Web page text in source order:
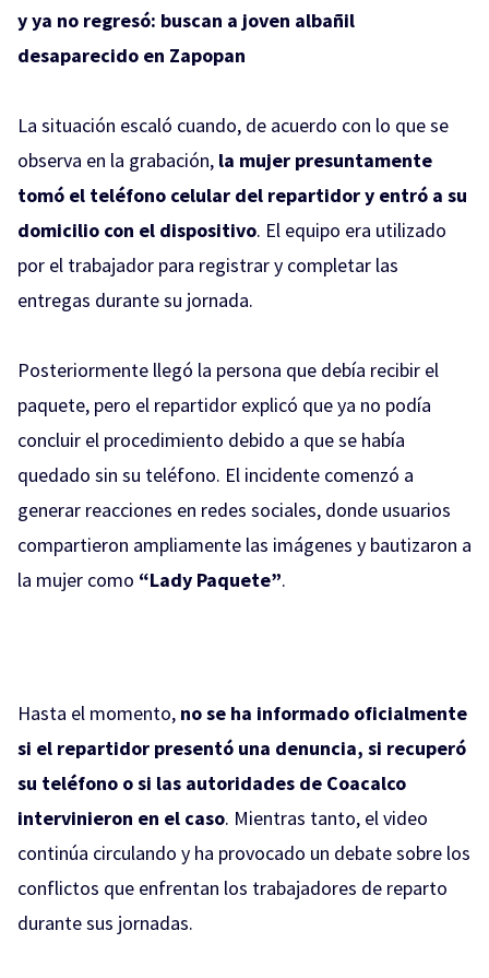
y ya no regresó: buscan a joven albañil
desaparecido en Zapopan
La situación escaló cuando, de acuerdo con lo que se
observa en la grabación, la mujer presuntamente
tomó el teléfono celular del repartidor y entró a su
domicilio con el dispositivo. El equipo era utilizado
por el trabajador para registrar y completar las
entregas durante su jornada.
Posteriormente llegó la persona que debía recibir el
paquete, pero el repartidor explicó que ya no podía
concluir el procedimiento debido a que se había
quedado sin su teléfono. El incidente comenzó a
generar reacciones en redes sociales, donde usuarios
compartieron ampliamente las imágenes y bautizaron a
la mujer como “Lady Paquete”.
Hasta el momento, no se ha informado oficialmente
si el repartidor presentó una denuncia, si recuperó
su teléfono o si las autoridades de Coacalco
intervinieron en el caso. Mientras tanto, el video
continúa circulando y ha provocado un debate sobre los
conflictos que enfrentan los trabajadores de reparto
durante sus jornadas.